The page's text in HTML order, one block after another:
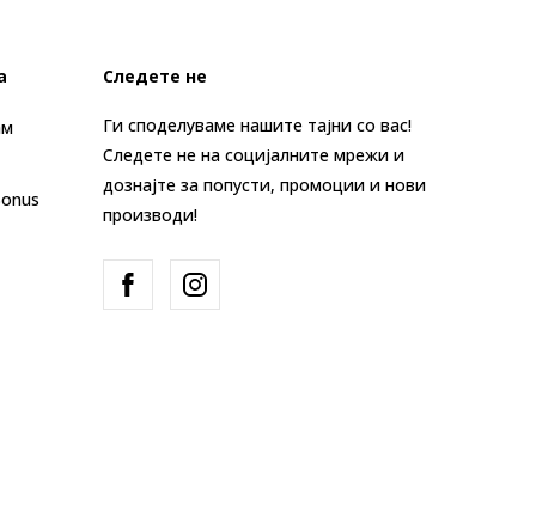
Следете не
Ги споделуваме нашите тајни со вас!
Следете не на социјалните мрежи и
дознајте за попусти, промоции и нови
производи!